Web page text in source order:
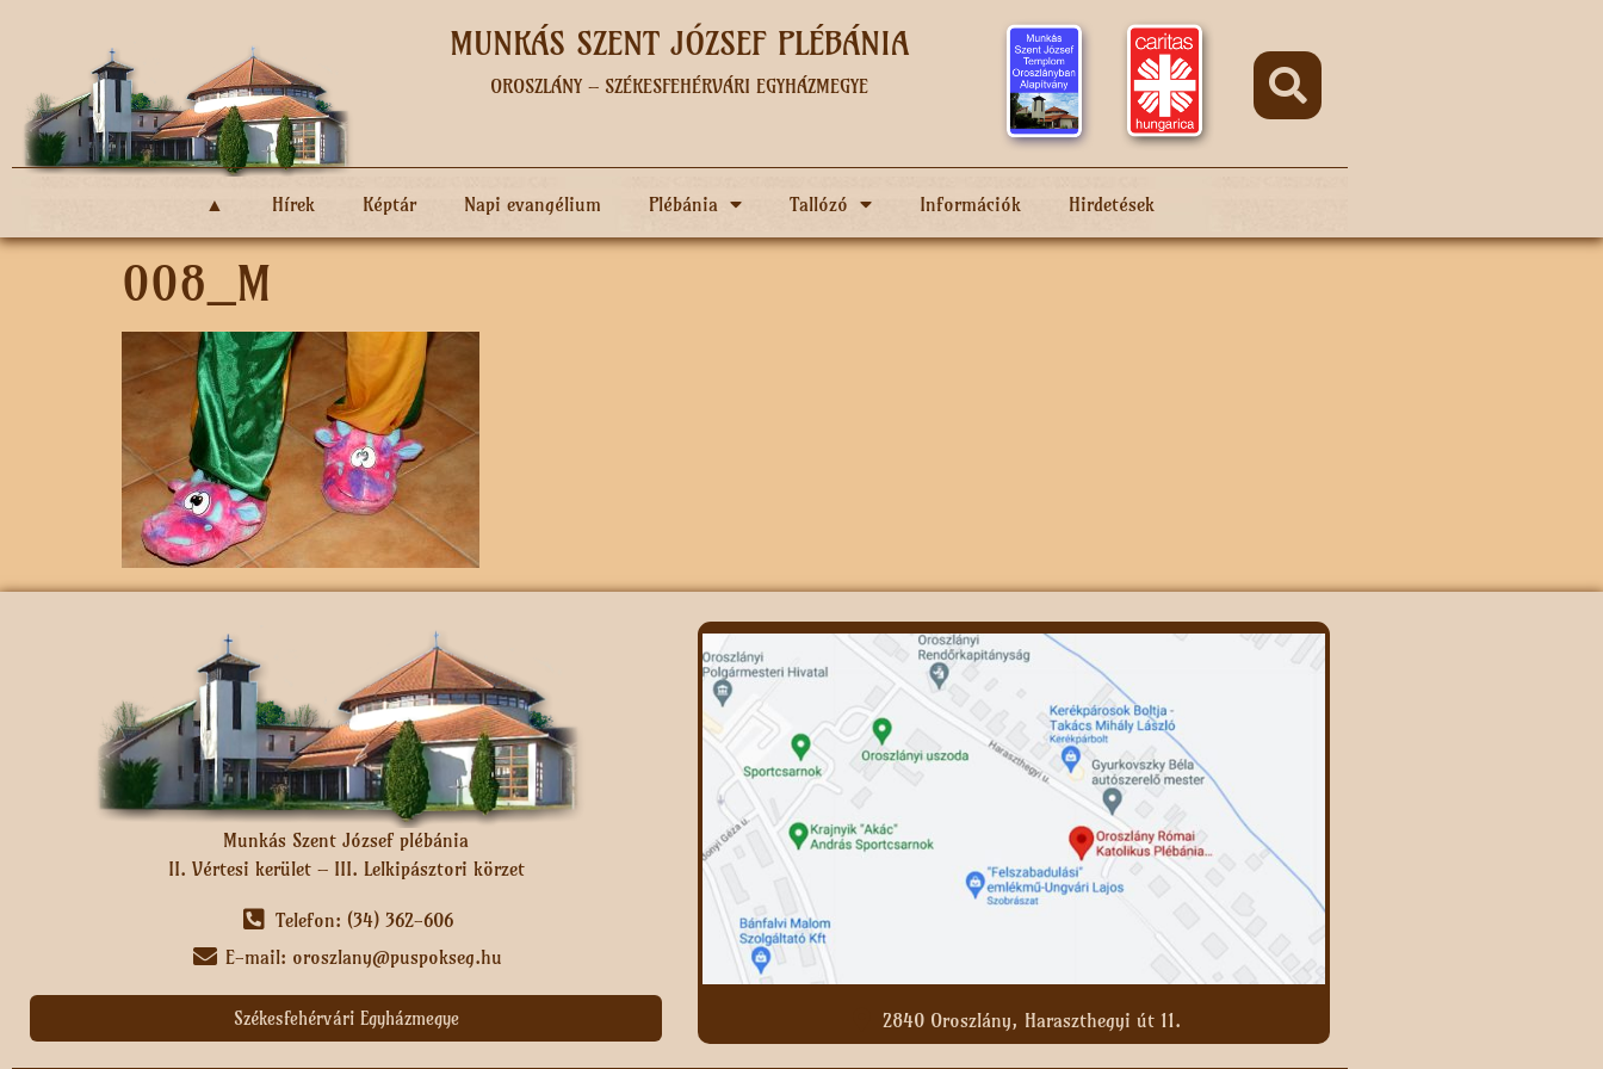
MUNKÁS SZENT JÓZSEF PLÉBÁNIA
OROSZLÁNY – SZÉKESFEHÉRVÁRI EGYHÁZMEGYE
▲ Hírek Képtár Napi evangélium Plébánia Tallózó Információk Hirdetések
008_M
Munkás Szent József plébánia
II. Vértesi kerület – III. Lelkipásztori körzet
Telefon: (34) 362-606
E-mail: oroszlany@puspokseg.hu
Székesfehérvári Egyházmegye 2840 Oroszlány, Haraszthegyi út 11.